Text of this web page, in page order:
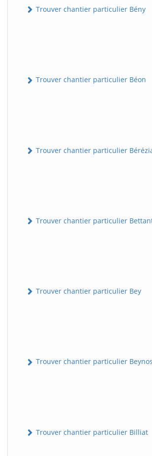
Trouver chantier particulier Bény
Trouver chantier particulier Béon
Trouver chantier particulier
Trouver chantier particulier
Trouver chantier particulier Bey
Trouver chantier particulier
Trouver chantier particulier Billiat